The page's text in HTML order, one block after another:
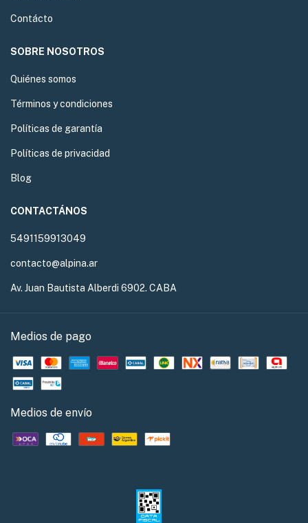
Contácto
SOBRE NOSOTROS
Quiénes somos
Términos y condiciones
Políticas de garantía
Políticas de privacidad
Blog
CONTACTÁNOS
5491159913049
contacto@alpina.ar
Av. Juan Bautista Alberdi 6902. CABA
Medios de pago
Medios de envío